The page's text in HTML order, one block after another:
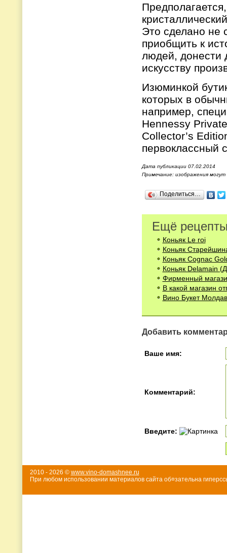
Это сделано не
приобщить к
людей, донести
искусству
Изюминкой
которых в
например,
Hennessy
Collector’s
первоклассный
Дата публикации 07.02.2014
Примечание: изображения
Поделиться…
Ещё
Коньяк Le roi
Коньяк
Коньяк Cognac
Коньяк Delamain
Фирменный
В какой магазин
Вино Букет
Добавить
Ваше имя:
Комментарий:
Введите:
2010 - 2026 © www.vino-domashnee.ru
При любом использовании материалов сайта об¤зательна